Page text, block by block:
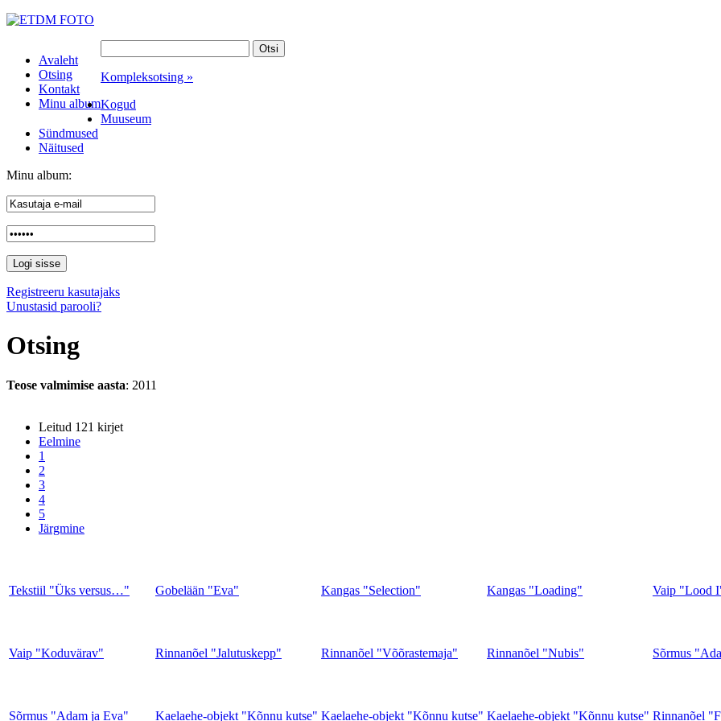
Avaleht
Otsing
Kontakt
Minu album
Kompleksotsing »
Kogud
Muuseum
Sündmused
Näitused
Minu album:
Registreeru kasutajaks
Unustasid parooli?
Otsing
Teose valmimise aasta: 2011
Leitud 121 kirjet
Eelmine
1
2
3
4
5
Järgmine
Tekstiil "Üks versus…" Gobelään "Eva" Kangas "Selection" Kangas "Loading" Vaip "Lood
Vaip "Koduvärav" Rinnanõel "Jalutuskepp" Rinnanõel "Võõrastemaja" Rinnanõel "Nubis" Sõrmus
Sõrmus "Adam ja Eva" Kaelaehe-objekt "Kõnnu kutse" Kaelaehe-objekt "Kõnnu kutse" Kaelaehe-objekt "Kõnnu kutse" Rinnanõel